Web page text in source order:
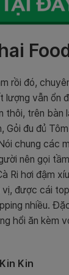
rồi đó,
vẫn ổn
thôi, trên bàn
Gỏi đu đủ
chung các
nên gọi
Ri hơi đậm
vị, được cái
nhiều.
hổi ăn kèm
Kin Kin